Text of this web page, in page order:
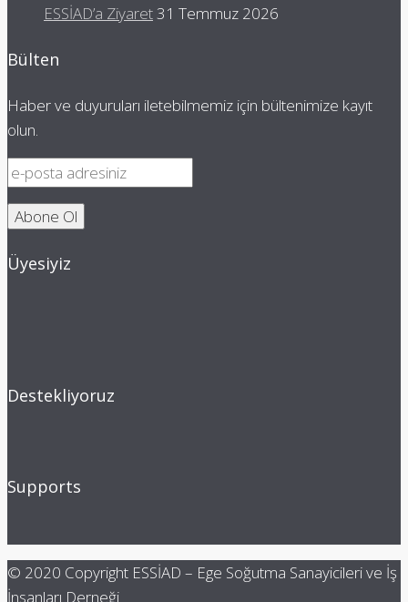
ESSİAD’a Ziyaret31 Temmuz 2026
Bülten
Haber ve duyuruları iletebilmemiz için bültenimize kayıt
olun.
Üyesiyiz
Destekliyoruz
Supports
© 2020 Copyright ESSİAD – Ege Soğutma Sanayicileri ve İş
İnsanları Derneği